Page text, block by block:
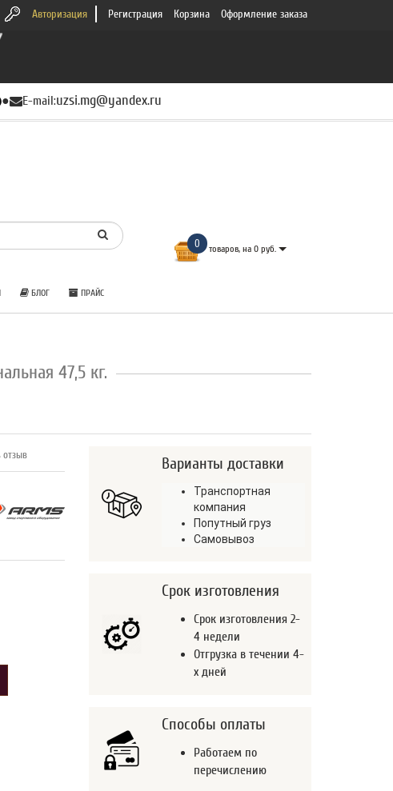
Авторизация Регистрация Корзина Оформление заказа
● E-mail:uzsi.mg@yandex.ru
0 товаров, на 0 руб.
БЛОГ ПРАЙС
47,5 кг.
отзыв Варианты доставки
Транспортная
компания
Попутный груз
Самовывоз
Срок изготовления
Срок изготовления 2-
4 недели
Отгрузка в течении 4-
х дней
Способы оплаты
Работаем по
перечислению